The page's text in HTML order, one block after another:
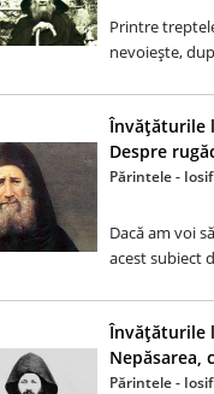
Printre
nevoieşte,
Învăţăturile
Despre
Părintele -
Dacă am voi
acest subiect
Învăţăturile
Nepăsarea,
Părintele -